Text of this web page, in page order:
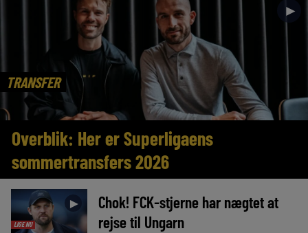
TRANSFER
►
Overblik: Her er Superligaens
sommertransfers 2026
LIGE NU
►
Chok! FCK-stjerne har nægtet at
rejse til Ungarn